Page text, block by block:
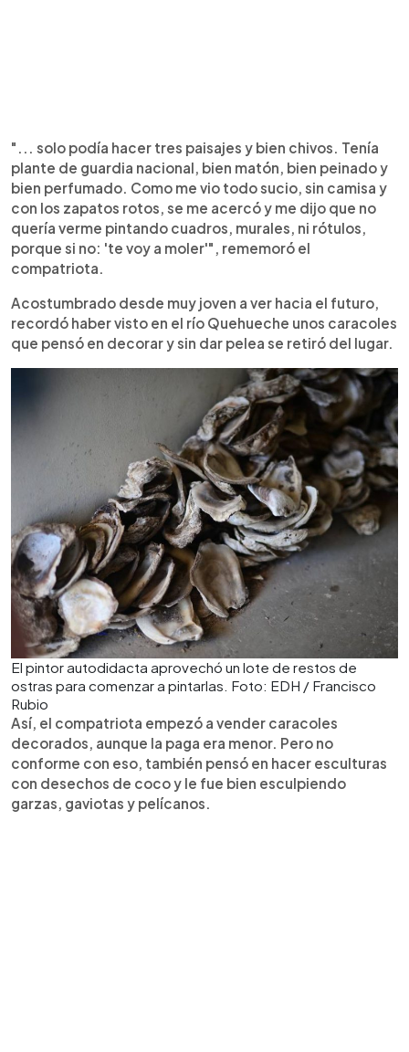
"... solo podía hacer tres paisajes y bien chivos. Tenía
plante de guardia nacional, bien matón, bien peinado y
bien perfumado. Como me vio todo sucio, sin camisa y
con los zapatos rotos, se me acercó y me dijo que no
quería verme pintando cuadros, murales, ni rótulos,
porque si no: 'te voy a moler'", rememoró el
compatriota.
Acostumbrado desde muy joven a ver hacia el futuro,
recordó haber visto en el río Quehueche unos caracoles
que pensó en decorar y sin dar pelea se retiró del lugar.
El pintor autodidacta aprovechó un lote de restos de
ostras para comenzar a pintarlas. Foto: EDH / Francisco
Rubio
Así, el compatriota empezó a vender caracoles
decorados, aunque la paga era menor. Pero no
conforme con eso, también pensó en hacer esculturas
con desechos de coco y le fue bien esculpiendo
garzas, gaviotas y pelícanos.